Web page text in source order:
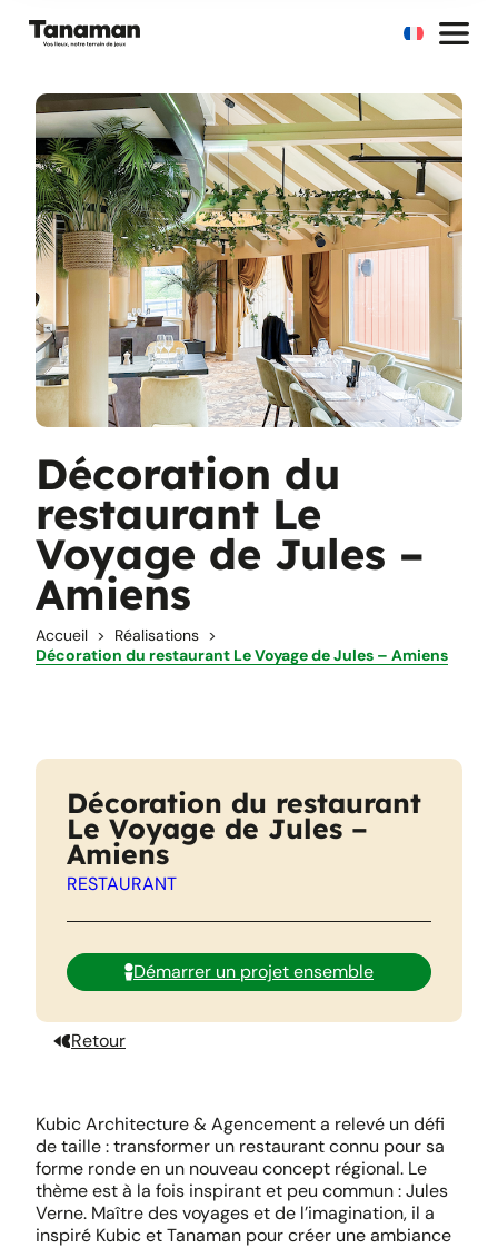
contenu
Décoration du
restaurant Le
Voyage de Jules –
Amiens
Accueil
Réalisations
Décoration du restaurant Le Voyage de Jules – Amiens
Décoration du restaurant
Le Voyage de Jules –
Amiens
RESTAURANT
Démarrer un projet ensemble
Retour
Kubic Architecture & Agencement a relevé un défi
de taille : transformer un restaurant connu pour sa
forme ronde en un nouveau concept régional. Le
thème est à la fois inspirant et peu commun : Jules
Verne. Maître des voyages et de l’imagination, il a
inspiré Kubic et Tanaman pour créer une ambiance